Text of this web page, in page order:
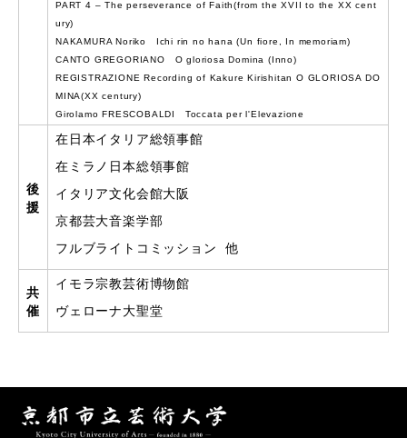
PART 4 – The perseverance of Faith(from the XVII to the XX cent
ury)
NAKAMURA Noriko Ichi rin no hana (Un fiore, In memoriam)
CANTO GREGORIANO O gloriosa Domina (Inno)
REGISTRAZIONE Recording of Kakure Kirishitan O GLORIOSA DO
MINA(XX century)
Girolamo FRESCOBALDI Toccata per l'Elevazione
後
援
在日本イタリア総領事館
在ミラノ日本総領事館
イタリア文化会館大阪
京都芸大音楽学部
フルブライトコミッション 他
共
催
イモラ宗教芸術博物館
ヴェローナ大聖堂